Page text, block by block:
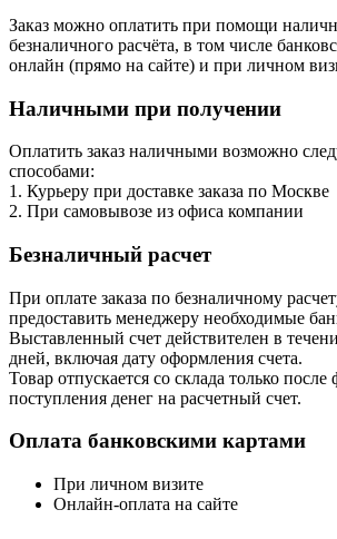
Заказ можно оплатить при помощи
безналичного расчёта, в том числе
онлайн (прямо на сайте) и при личном
Наличными при получении
Оплатить заказ наличными возможно
способами:
1. Курьеру при доставке заказа по Москве
2. При самовывозе из офиса компании
Безналичный расчет
При оплате заказа по безналичному
предоставить менеджеру необходимые
Выставленный счет действителен в
дней, включая дату оформления cчета.
Товар отпускается со склада только после
поступления денег на расчетный счет.
Оплата банковскими картами
При личном визите
Онлайн-оплата на сайте